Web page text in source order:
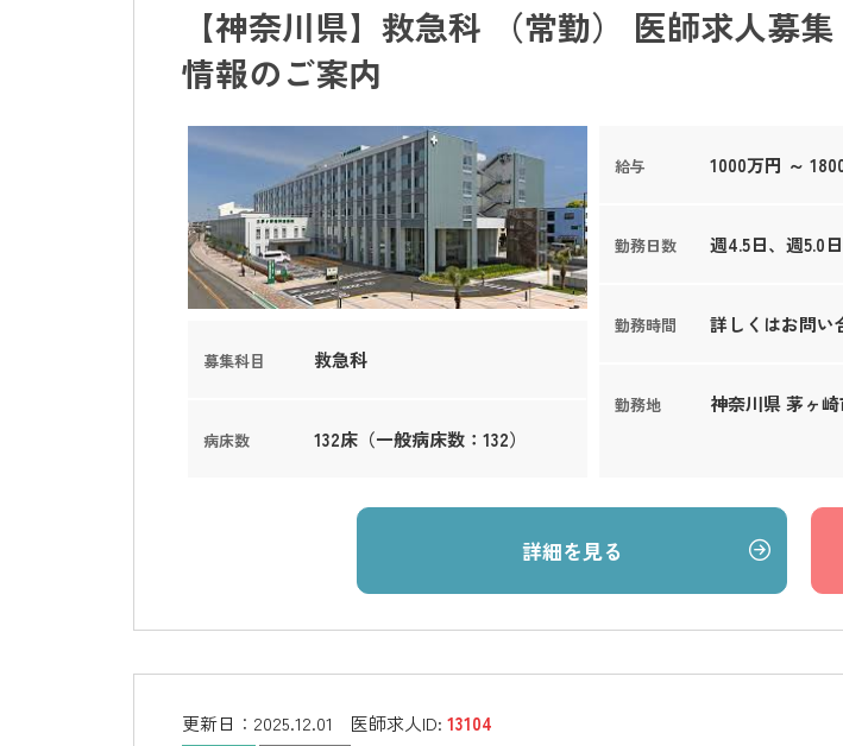
【神奈川県】救急科 （常勤） 医師求人募
情報のご案内
募集科目 救急科
病床数 132床（一般病床数：132）
給与 1000万円 ～
勤務日数 週4.5日、週5.0日
勤務時間 詳しくはお問い
勤務地 神奈川県 茅ヶ崎
詳細を見る
更新日： 2025.12.01 医師求人ID: 13104